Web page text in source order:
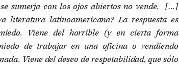
sumerja con los ojos abiertos no vende. […]
literatura latinoamericana? La respuesta es
Viene del horrible (y en cierta forma
de trabajar en una oficina o vendiendo
Viene del deseo de respetabilidad, que sólo